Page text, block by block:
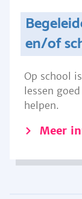
en/of
Op school
lessen
helpen.
Meer